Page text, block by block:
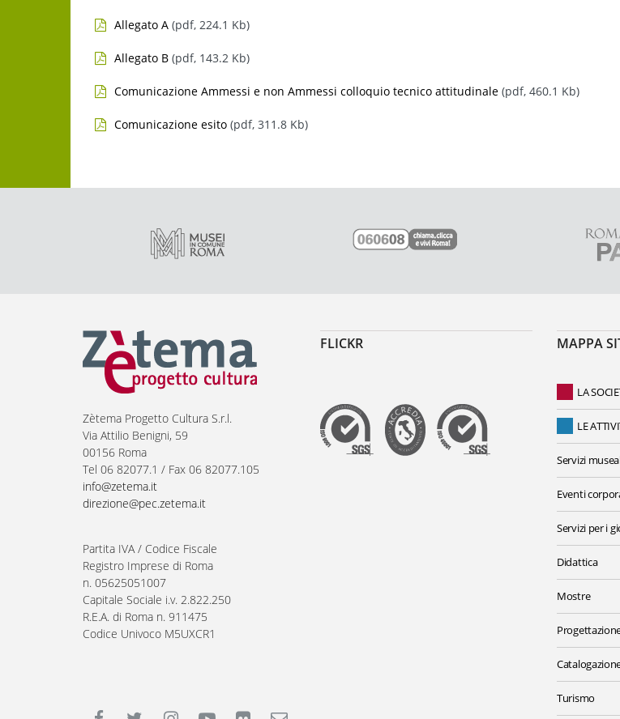
Allegato A (pdf, 224.1 Kb)
Allegato B (pdf, 143.2 Kb)
Comunicazione Ammessi e non Ammessi colloquio tecnico attitudinale (pdf, 460.1 Kb)
Comunicazione esito (pdf, 311.8 Kb)
Zètema Progetto Cultura S.r.l.
Via Attilio Benigni, 59
00156 Roma
Tel 06 82077.1 / Fax 06 82077.105
info@zetema.it
direzione@pec.zetema.it
Partita IVA / Codice Fiscale
Registro Imprese di Roma
n. 05625051007
Capitale Sociale i.v. 2.822.250
R.E.A. di Roma n. 911475
Codice Univoco M5UXCR1
FLICKR MAPPA
LA
LE
Servizi
Eventi
Servizi per i
Didattica
Mostre
Turismo